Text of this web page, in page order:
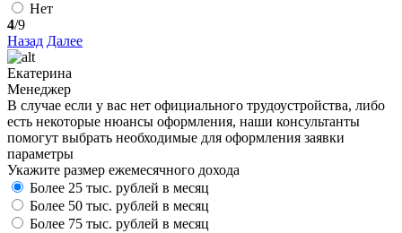
Нет
4/9
Назад Далее
Екатерина
Менеджер
В случае если у вас нет официального трудоустройства, либо
есть некоторые нюансы оформления, наши консультанты
помогут выбрать необходимые для оформления заявки
параметры
Укажите размер ежемесячного дохода
Более 25 тыс. рублей в месяц
Более 50 тыс. рублей в месяц
Более 75 тыс. рублей в месяц